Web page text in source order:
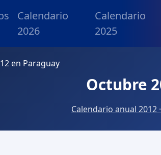
Calendario
2026
Calendario
2025
en Paraguay
Octubre
Calendario anual 2012